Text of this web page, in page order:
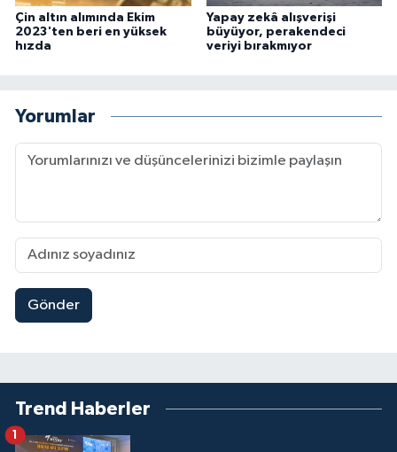
Çin altın alımında Ekim
2023'ten beri en yüksek
hızda
Yapay zekâ alışverişi
büyüyor, perakendeci
veriyi bırakmıyor
Yorumlar
Gönder
Trend Haberler
1